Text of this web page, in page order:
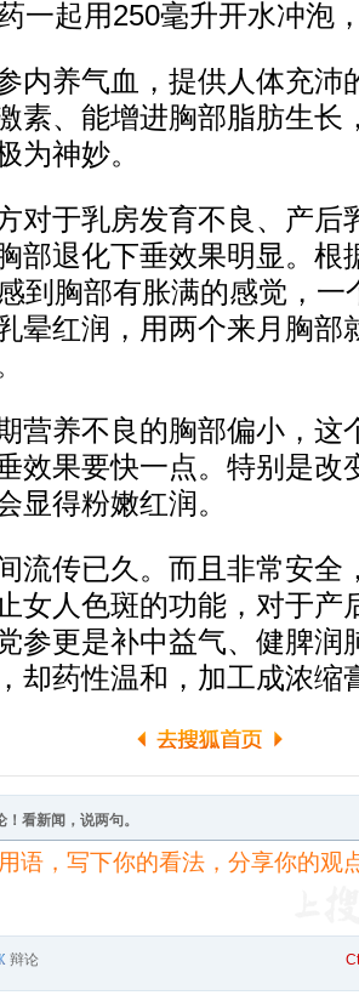
一起用250毫升开水冲泡
养气血，提供人体充沛
素、能增进胸部脂肪生长
为神妙。
于乳房发育不良、产后
部退化下垂效果明显。根
到胸部有胀满的感觉，一
晕红润，用两个来月胸部
养不良的胸部偏小，这
效果要快一点。特别是改
显得粉嫩红润。
传已久。而且非常安全
女人色斑的功能，对于产
参更是补中益气、健脾润
却药性温和，加工成浓缩
看新闻，说两句。
辩论